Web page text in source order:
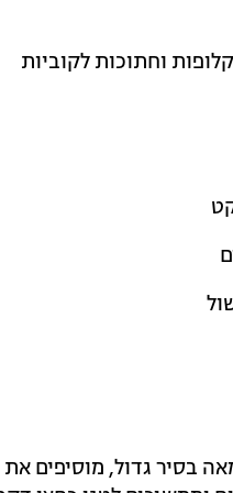
בסיר גדול, מוסיפים